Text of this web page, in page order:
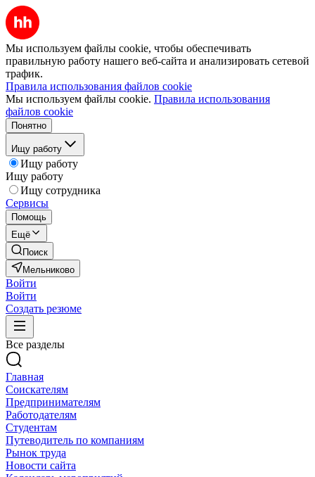
Мы используем файлы cookie, чтобы обеспечивать
правильную работу нашего веб-сайта и анализировать сетевой
трафик.
Правила использования файлов cookie
Мы используем файлы cookie. Правила использования
файлов cookie
Понятно
Ищу работу
Ищу работу
Ищу работу
Ищу сотрудника
Сервисы
Помощь
Ещё
Поиск
Мельниково
Войти
Войти
Создать резюме
Все разделы
Главная
Соискателям
Предпринимателям
Работодателям
Студентам
Путеводитель по компаниям
Рынок труда
Новости сайта